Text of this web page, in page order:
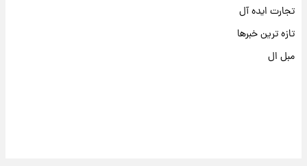
تجارت ایده آل
تازه ترین خبرها
مبل ال